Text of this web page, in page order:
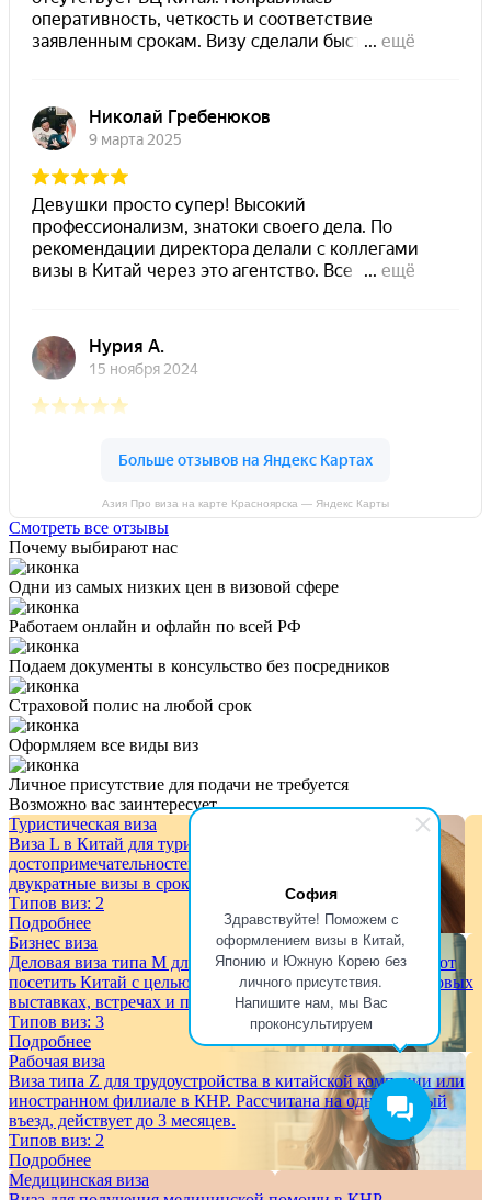
София
Здравствуйте! Поможем с
оформлением визы в Китай,
Японию и Южную Корею без
личного присутствия.
Напишите нам, мы Вас
проконсультируем
Азия Про виза на карте Красноярска — Яндекс Карты
Смотреть все отзывы
Почему выбирают нас
Одни из самых низких цен в визовой сфере
Работаем онлайн и офлайн по всей РФ
Подаем документы в консульство без посредников
Страховой полис на любой срок
Оформляем все виды виз
Личное присутствие для подачи не требуется
Возможно вас заинтересует
Туристическая виза
Виза L в Китай для туристических поездок, осмотра
достопримечательностей и отдыха. Однократные и
двукратные визы в сроки от 3-х дней.
Типов виз: 2
Подробнее
Бизнес виза
Деловая виза типа M для иностранцев, которые планируют
посетить Китай с целью ведения бизнеса, участия в торговых
выставках, встречах и переговорах.
Типов виз: 3
Подробнее
Рабочая виза
Виза типа Z для трудоустройства в китайской компании или
иностранном филиале в КНР. Рассчитана на однократный
въезд, действует до 3 месяцев.
Типов виз: 2
Подробнее
Медицинская виза